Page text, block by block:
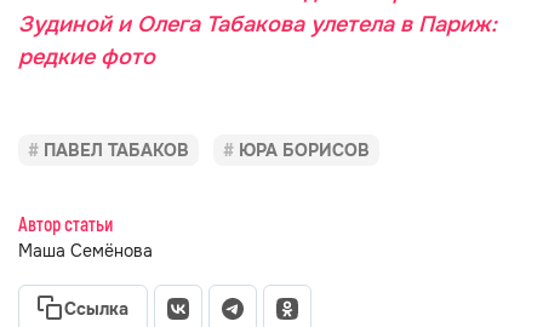
Зудиной и Олега Табакова улетела в Париж:
редкие фото
ПАВЕЛ ТАБАКОВ ЮРА БОРИСОВ
Автор статьи
Маша Семёнова
Ссылка